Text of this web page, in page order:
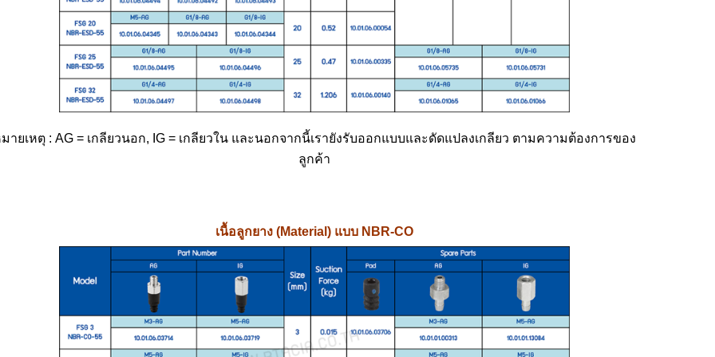
ายเหตุ : AG = เกลียวนอก, IG = เกลียวใน และนอกจากนี้เรายังรับออกแบบและดัดแปลงเกลียว ตามความต้องการของ
ลูกค้า
เนื้อลูกยาง (Material) แบบ NBR-CO